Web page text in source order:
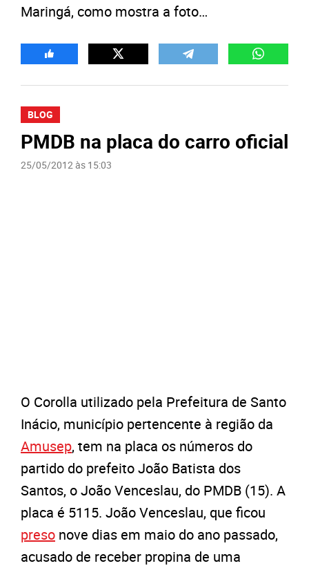
Maringá, como mostra a foto…
BLOG
PMDB na placa do carro oficial
25/05/2012 às 15:03
O Corolla utilizado pela Prefeitura de Santo
Inácio, município pertencente à região da
Amusep, tem na placa os números do
partido do prefeito João Batista dos
Santos, o João Venceslau, do PMDB (15). A
placa é 5115. João Venceslau, que ficou
preso nove dias em maio do ano passado,
acusado de receber propina de uma